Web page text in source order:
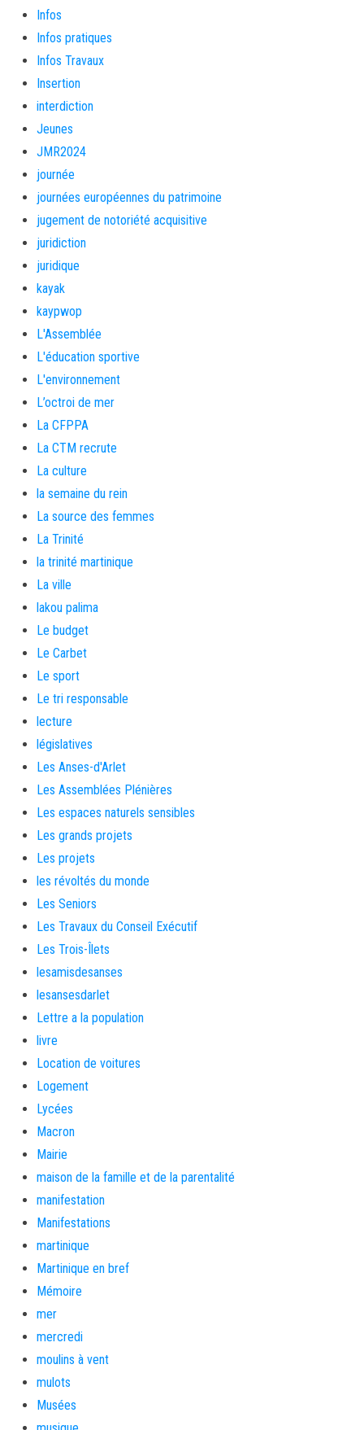
Infos
Infos pratiques
Infos Travaux
Insertion
interdiction
Jeunes
JMR2024
journée
journées européennes du patrimoine
jugement de notoriété acquisitive
juridiction
juridique
kayak
kaypwop
L'Assemblée
L'éducation sportive
L'environnement
L’octroi de mer
La CFPPA
La CTM recrute
La culture
la semaine du rein
La source des femmes
La Trinité
la trinité martinique
La ville
lakou palima
Le budget
Le Carbet
Le sport
Le tri responsable
lecture
législatives
Les Anses-d'Arlet
Les Assemblées Plénières
Les espaces naturels sensibles
Les grands projets
Les projets
les révoltés du monde
Les Seniors
Les Travaux du Conseil Exécutif
Les Trois-Îlets
lesamisdesanses
lesansesdarlet
Lettre a la population
livre
Location de voitures
Logement
Lycées
Macron
Mairie
maison de la famille et de la parentalité
manifestation
Manifestations
martinique
Martinique en bref
Mémoire
mer
mercredi
moulins à vent
mulots
Musées